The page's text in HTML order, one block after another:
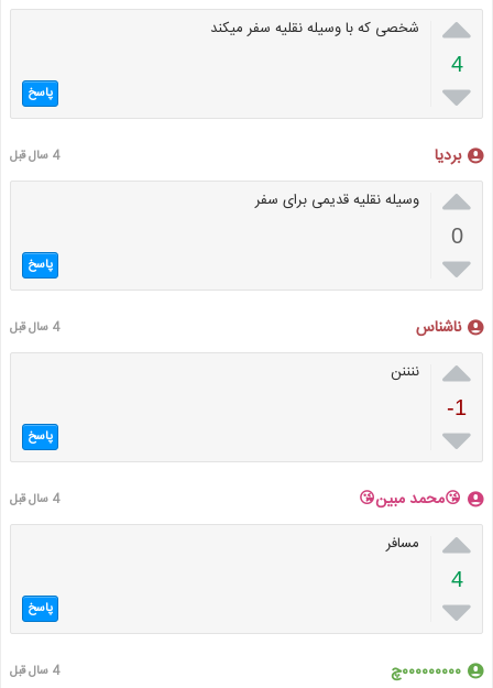

4

شخصی که با وسیله نقلیه سفر میکند
پاسخ
بردیا 4 سال قبل

0

وسیله نقلیه قدیمی برای سفر
پاسخ
ناشناس 4 سال قبل

-1

ننننن
پاسخ
😘محمد مبین😘 4 سال قبل

4

مسافر
پاسخ
۰۰۰۰۰۰۰۰۰چ 4 سال قبل